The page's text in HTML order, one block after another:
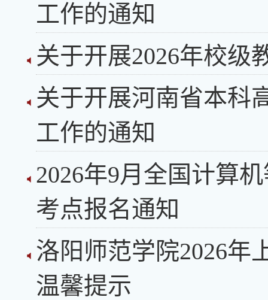
工作的通知
关于开展2026年校级
关于开展河南省本科
工作的通知
2026年9月全国计算
考点报名通知
洛阳师范学院2026年
温馨提示